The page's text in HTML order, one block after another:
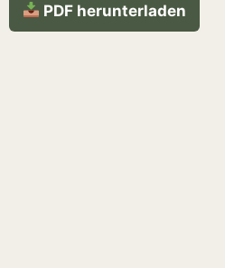
PDF herunterladen